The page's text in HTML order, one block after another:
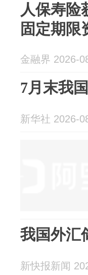
人保寿险
固定期限
金融界 2026-
7月末我
新华社 2026-
我国外汇
新快报新闻